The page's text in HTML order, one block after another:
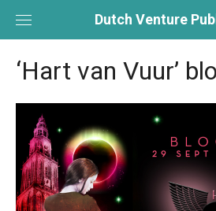
Dutch Venture
‘Hart van Vuur’